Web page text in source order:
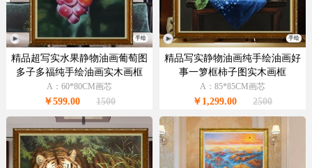
手绘
精品超写实水果静物油画葡萄图
多子多福纯手绘油画实木画框
A：60*80CM画芯
￥599.00 1500
手绘
精品写实静物油画纯手绘油画好
事一箩框柿子图实木画框
A：85*85CM画芯
￥1,299.00 2500